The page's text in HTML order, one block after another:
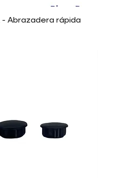
- Abrazadera rápida